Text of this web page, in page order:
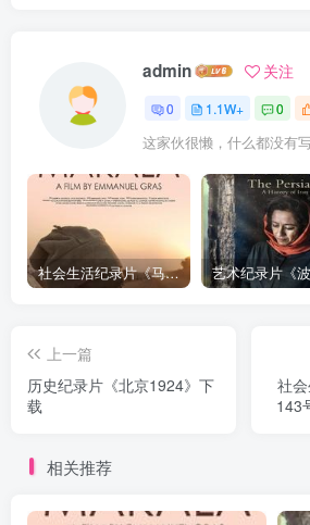
admin 关注
0 1.1W+ 0
这家伙很懒，什么都没有
社会生活纪录片《马加拉 Makala》下载
上一篇
历史纪录片《北京1924》下
载
社
143
相关推荐